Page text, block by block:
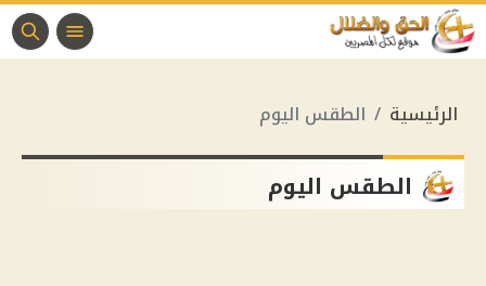
الرئيسية الطقس اليوم
الطقس اليوم